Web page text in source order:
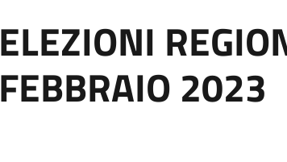
ELEZIONI
FEBBRAIO 2023